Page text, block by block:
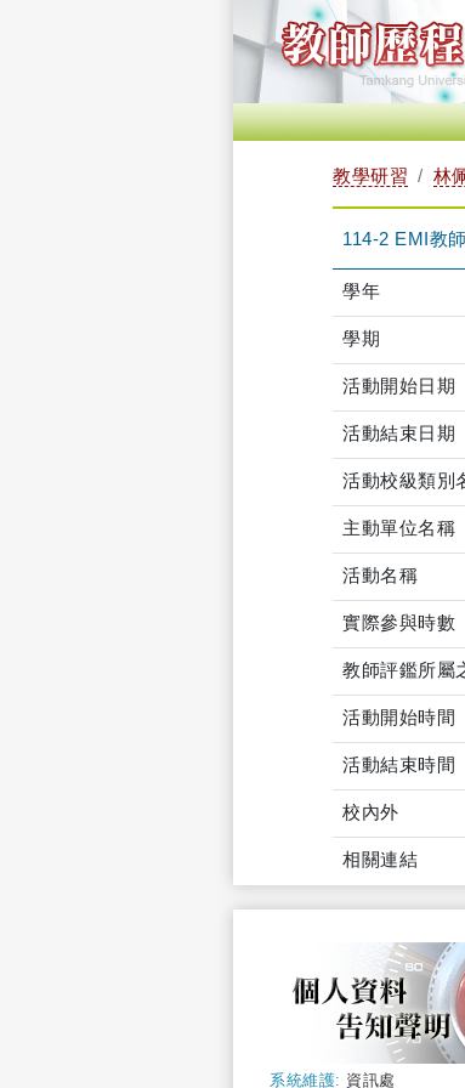
教學研習 林
114-2 EMI教
學年
學期
活動開始日期
活動結束日期
活動校級類別
主動單位名稱
活動名稱
實際參與時數
教師評鑑所屬
活動開始時間
活動結束時間
校內外
相關連結
系統維護: 資訊處